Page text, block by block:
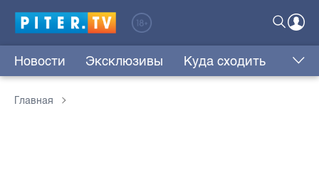
Новости Эксклюзивы Куда сходить
Главная